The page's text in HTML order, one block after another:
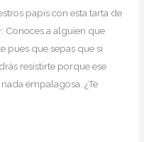
papis con esta tarta de
Conoces a alguien que
pues que sepas que si
resistirte porque ese
empalagosa. ¿Te